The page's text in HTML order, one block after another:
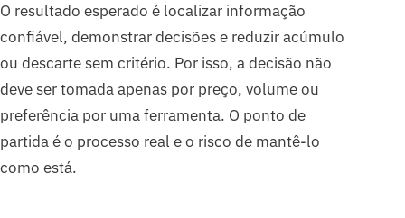
O resultado esperado é localizar informação
confiável, demonstrar decisões e reduzir acúmulo
ou descarte sem critério. Por isso, a decisão não
deve ser tomada apenas por preço, volume ou
preferência por uma ferramenta. O ponto de
partida é o processo real e o risco de mantê-lo
como está.